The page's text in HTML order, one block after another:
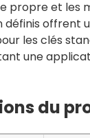
propre et les
définis offrent
les clés
une
du